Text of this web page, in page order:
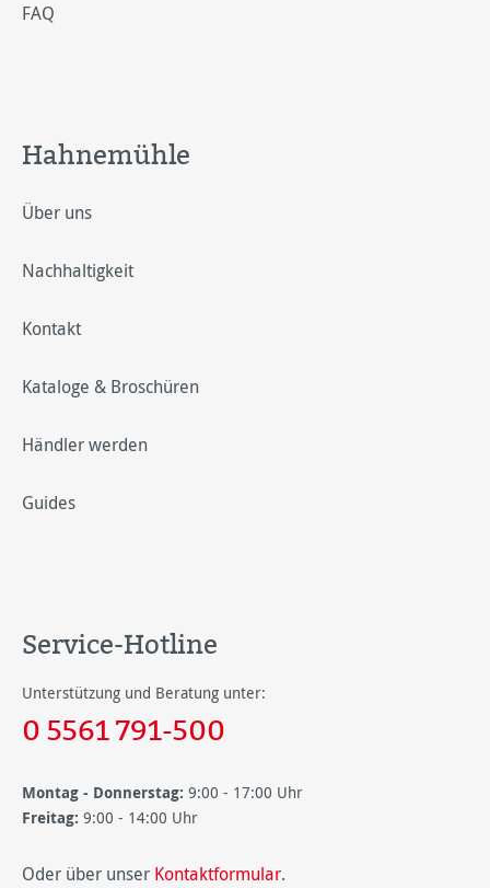
FAQ
Hahnemühle
Über uns
Nachhaltigkeit
Kontakt
Kataloge & Broschüren
Händler werden
Guides
Service-Hotline
Unterstützung und Beratung unter:
0 5561 791-500
Montag - Donnerstag: 9:00 - 17:00 Uhr
Freitag: 9:00 - 14:00 Uhr
Oder über unser Kontaktformular.